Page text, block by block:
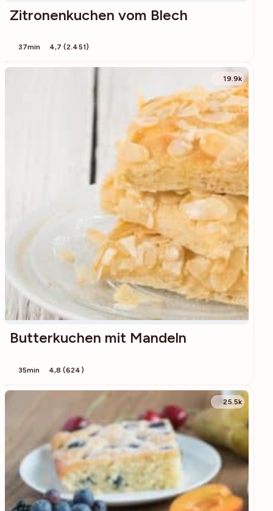
Zitronenkuchen vom Blech
37min 4,7 (2.451)
19.9k
Butterkuchen mit Mandeln
35min 4,8 (624)
25.5k